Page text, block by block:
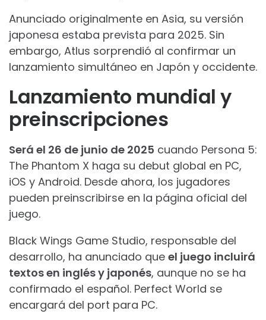
Anunciado originalmente en Asia, su versión
japonesa estaba prevista para 2025. Sin
embargo, Atlus sorprendió al confirmar un
lanzamiento simultáneo en Japón y occidente.
Lanzamiento mundial y
preinscripciones
Será el 26 de junio de 2025 cuando Persona 5:
The Phantom X haga su debut global en PC,
iOS y Android. Desde ahora, los jugadores
pueden preinscribirse en la página oficial del
juego.
Black Wings Game Studio, responsable del
desarrollo, ha anunciado que el juego incluirá
textos en inglés y japonés, aunque no se ha
confirmado el español. Perfect World se
encargará del port para PC.